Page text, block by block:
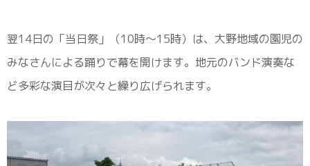
翌14日の「当日祭」（10時〜15時）は、大野地域の園児の
みなさんによる踊りで幕を開けます。地元のバンド演奏な
ど多彩な演目が次々と繰り広げられます。